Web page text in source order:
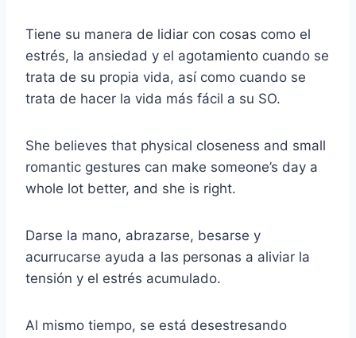
Tiene su manera de lidiar con cosas como el
estrés, la ansiedad y el agotamiento cuando se
trata de su propia vida, así como cuando se
trata de hacer la vida más fácil a su SO.
She believes that physical closeness and small
romantic gestures can make someone’s day a
whole lot better, and she is right.
Darse la mano, abrazarse, besarse y
acurrucarse ayuda a las personas a aliviar la
tensión y el estrés acumulado.
Al mismo tiempo, se está desestresando